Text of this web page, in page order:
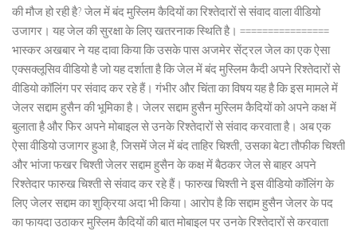
की मौज हो रही है? जेल में बंद मुस्लिम कैदियों का रिश्तेदारों से संवाद वाला वीडियो
उजागर। यह जेल की सुरक्षा के लिए खतरनाक स्थिति है। ================
भास्कर अखबार ने यह दावा किया कि उसके पास अजमेर सेंट्रल जेल का एक ऐसा
एक्सक्लूसिव वीडियो है जो यह दर्शाता है कि जेल में बंद मुस्लिम कैदी अपने रिश्तेदारों से
वीडियो कॉलिंग पर संवाद कर रहे हैं। गंभीर और चिंता का विषय यह है कि इस मामले में
जेलर सद्दाम हुसैन की भूमिका है। जेलर सद्दाम हुसैन मुस्लिम कैदियों को अपने कक्ष में
बुलाता है और फिर अपने मोबाइल से उनके रिश्तेदारों से संवाद करवाता है। अब एक
ऐसा वीडियो उजागर हुआ है, जिसमें जेल में बंद ताहिर चिश्ती, उसका बेटा तौफीक चिश्ती
और भांजा फखर चिश्ती जेलर सद्दाम हुसैन के कक्ष में बैठकर जेल से बाहर अपने
रिश्तेदार फारुख चिश्ती से संवाद कर रहे हैं। फारुख चिश्ती ने इस वीडियो कॉलिंग के
लिए जेलर सद्दाम का शुक्रिया अदा भी किया। आरोप है कि सद्दाम हुसैन जेलर के पद
का फायदा उठाकर मुस्लिम कैदियों की बात मोबाइल पर उनके रिश्तेदारों से करवाता